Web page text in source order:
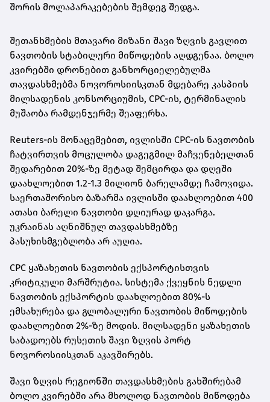
შორის მოლაპარაკებების შემდეგ შედგა.
შეთანხმების მთავარი მიზანი შავი ზღვის გავლით
ნავთობის სტაბილური მიწოდების აღდგენაა. ბოლო
კვირებში დრონებით განხორციელებულმა
თავდასხმებმა ნოვოროსიისკთან მდებარე კასპიის
მილსადენის კონსორციუმის, CPC-ის, ტერმინალის
მუშაობა რამდენჯერმე შეაფერხა.
Reuters-ის მონაცემებით, ივლისში CPC-ის ნავთობის
ჩატვირთვის მოცულობა დაგეგმილ მაჩვენებელთან
შედარებით 20%-ზე მეტად შემცირდა და დღეში
დაახლოებით 1.2-1.3 მილიონ ბარელამდე ჩამოვიდა.
საერთაშორისო ბაზარმა ივლისში დაახლოებით 400
ათასი ბარელი ნავთობი დღიურად დაკარგა.
უკრაინას აღნიშნულ თავდასხმებზე
პასუხისმგებლობა არ აუღია.
CPC ყაზახეთის ნავთობის ექსპორტისთვის
კრიტიკული მარშრუტია. სისტემა ქვეყნის ნედლი
ნავთობის ექსპორტის დაახლოებით 80%-ს
ემსახურება და გლობალური ნავთობის მიწოდების
დაახლოებით 2%-ზე მოდის. მილსადენი ყაზახეთის
საბადოებს რუსეთის შავი ზღვის პორტ
ნოვოროსიისკთან აკავშირებს.
შავი ზღვის რეგიონში თავდასხმების გახშირებამ
ბოლო კვირებში არა მხოლოდ ნავთობის მიწოდება